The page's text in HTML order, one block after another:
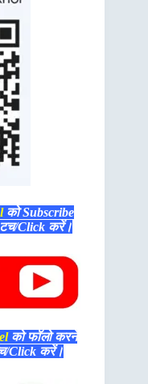
को Subscribe
Click करें।
को फॉलो करने
Click करें।